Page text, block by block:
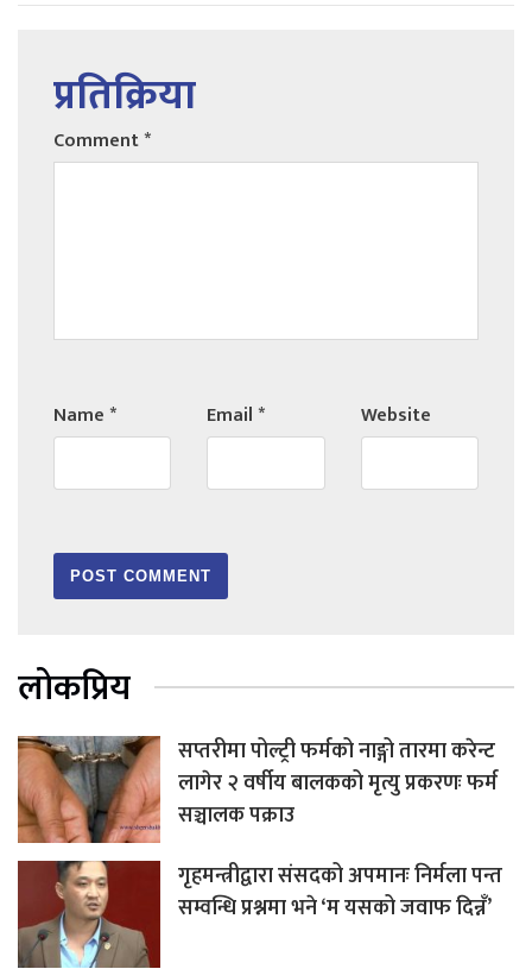
प्रतिक्रिया
Comment*
Name* Email* Website
लोकप्रिय
सप्तरीमा पोल्ट्री फर्मको नाङ्गो तारमा करेन्ट
लागेर २ वर्षीय बालकको मृत्यु प्रकरणः फर्म
सञ्चालक पक्राउ
गृहमन्त्रीद्वारा संसदको अपमानः निर्मला पन्त
सम्वन्धि प्रश्नमा भने ‘म यसको जवाफ दिन्नँ’